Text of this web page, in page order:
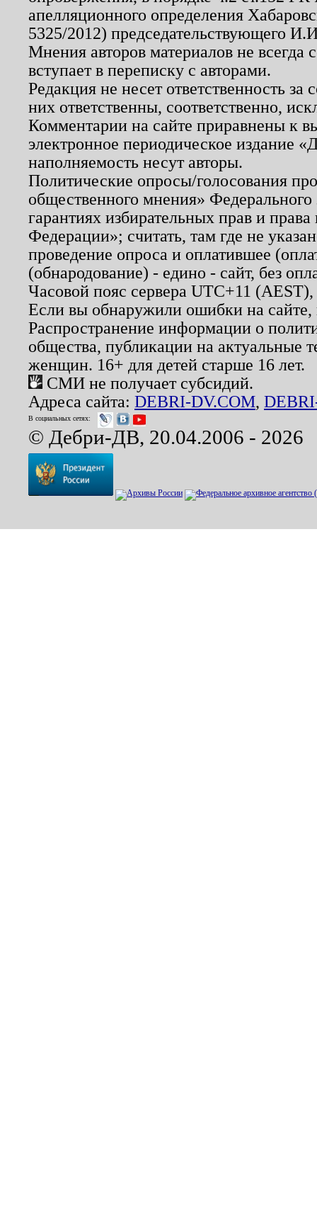
апелляционного определения
5325/2012) председательствующего
Мнения авторов материалов не
вступает в переписку с авторами.
Редакция не несет ответственность
них ответственны, соответственно,
Комментарии на сайте приравнены к
электронное периодическое издание
наполняемость несут авторы.
Политические опросы/голосования
общественного мнения»
гарантиях избирательных прав и
Федерации»; считать, там где не
проведение опроса и оплатившее
(обнародование) - едино - сайт, без
Часовой пояс сервера UTC+11
Если вы обнаружили ошибки на
Распространение информации о
общества, публикации на актуальные
женщин. 16+ для детей старше 16 лет.
СМИ не получает субсидий.
Адреса сайта: DEBRI-DV.COM,
В социальных сетях:
© Дебри-ДВ, 20.04.2006 - 2026